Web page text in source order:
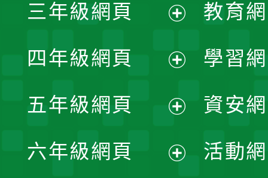
選
單
開
選
單
三年級網頁
開
選
單
四年級網頁
開
選
五年級網頁
開
六年級網頁
教育
學習
資安
活動